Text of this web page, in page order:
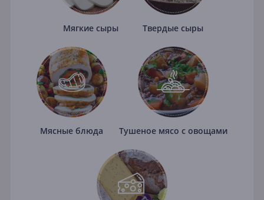
Мягкие сыры Твердые сыры
Мясные блюда Тушеное мясо с овощами